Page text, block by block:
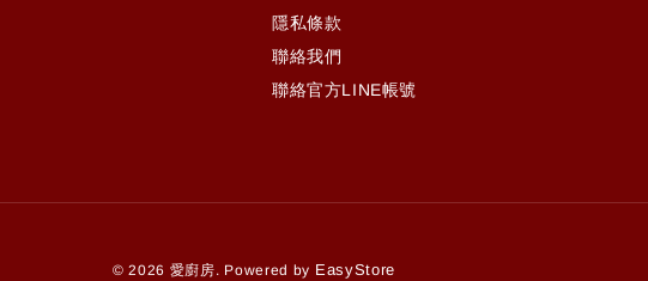
隱私條款
聯絡我們
聯絡官方LINE帳號
© 2026 愛廚房. Powered by EasyStore